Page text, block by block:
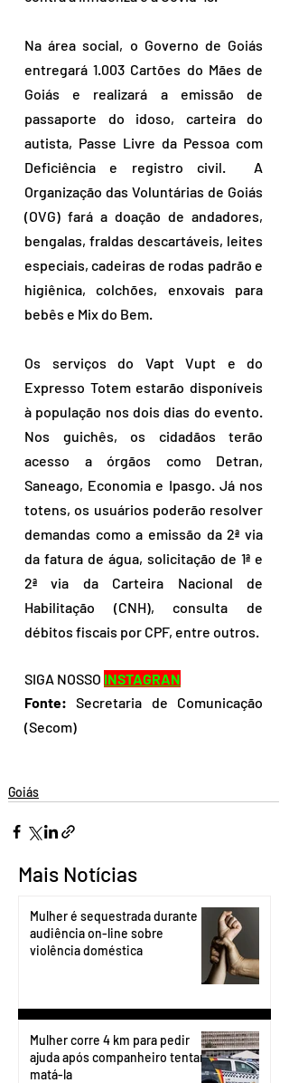
Na área social, o Governo de Goiás
entregará 1.003 Cartões do Mães de
Goiás e realizará a emissão de
passaporte do idoso, carteira do
autista, Passe Livre da Pessoa com
Deficiência e registro civil.  A
Organização das Voluntárias de Goiás
(OVG) fará a doação de andadores,
bengalas, fraldas descartáveis, leites
especiais, cadeiras de rodas padrão e
higiênica, colchões, enxovais para
bebês e Mix do Bem.
Os serviços do Vapt Vupt e do
Expresso Totem estarão disponíveis
à população nos dois dias do evento.
Nos guichês, os cidadãos terão
acesso a órgãos como Detran,
Saneago, Economia e Ipasgo. Já nos
totens, os usuários poderão resolver
demandas como a emissão da 2ª via
da fatura de água, solicitação de 1ª e
2ª via da Carteira Nacional de
Habilitação (CNH), consulta de
débitos fiscais por CPF, entre outros.
SIGA NOSSO INSTAGRAN
Fonte: Secretaria de Comunicação
(Secom)
Goiás
Mais Notícias
Mulher é sequestrada durante
audiência on-line sobre
violência doméstica
Mulher corre 4 km para pedir
ajuda após companheiro tentar
matá-la